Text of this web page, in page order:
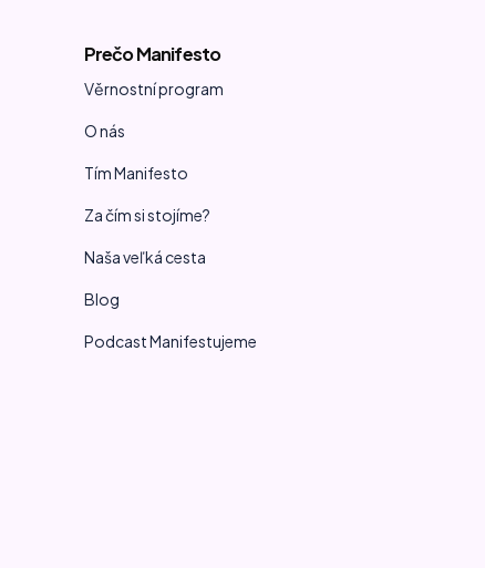
Prečo Manifesto
Věrnostní program
O nás
Tím Manifesto
Za čím si stojíme?
Naša veľká cesta
Blog
Podcast Manifestujeme